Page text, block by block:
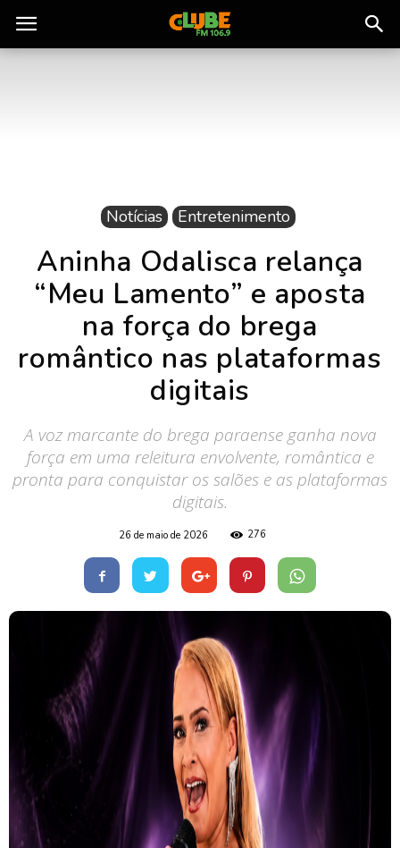
Rádio
Notícias Entretenimento
Aninha Odalisca relança
“Meu Lamento” e aposta
na força do brega
romântico nas plataformas
digitais
A voz marcante do brega paraense ganha nova
força em uma releitura envolvente, romântica e
pronta para conquistar os salões e as plataformas
digitais.
26 de maio de 2026 276